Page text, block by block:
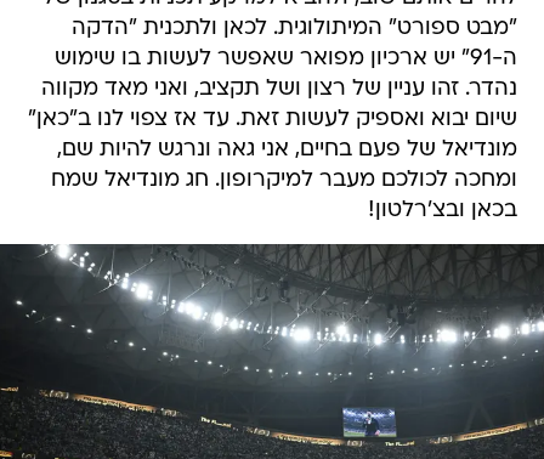
"מבט ספורט" המיתולוגית. לכאן ולתכנית "הדקה
ה-91" יש ארכיון מפואר שאפשר לעשות בו שימוש
נהדר. זהו עניין של רצון ושל תקציב, ואני מאד מקווה
שיום יבוא ואספיק לעשות זאת. עד אז צפוי לנו ב"כאן"
מונדיאל של פעם בחיים, אני גאה ונרגש להיות שם,
ומחכה לכולכם מעבר למיקרופון. חג מונדיאל שמח
בכאן ובצ'רלטון!